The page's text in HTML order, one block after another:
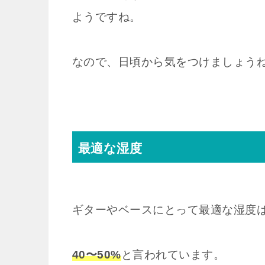
ようですね。
なので、日頃から気をつけましょう
最適な湿度
ギターやベースにとって最適な湿度は
40〜50%と言われています。